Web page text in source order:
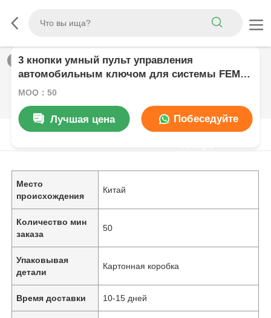
/ 0
3 кнопки умный пульт управления
автомобильным ключом для системы FEM
EWS FCCID LX8FZV
MOQ：50
Лучшая цена Побеседуйте
Характер продукции
Место
происхождения
Китай
Количество мин
заказа
50
Упаковывая
детали
Картонная коробка
Время доставки 10-15 дней